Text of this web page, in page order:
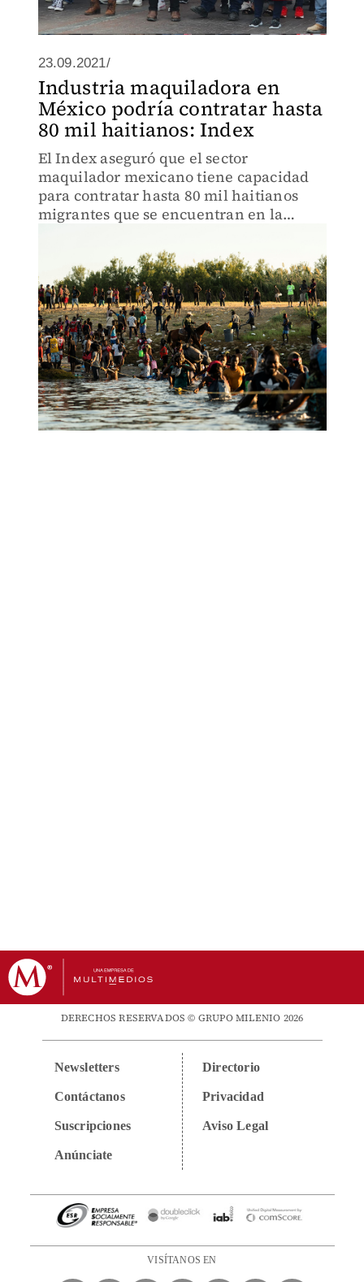
23.09.2021/
Industria maquiladora en
México podría contratar hasta
80 mil haitianos: Index
El Index aseguró que el sector
maquilador mexicano tiene capacidad
para contratar hasta 80 mil haitianos
migrantes que se encuentran en la
DERECHOS RESERVADOS © GRUPO MILENIO 2026
Newsletters
Contáctanos
Suscripciones
Anúnciate
Directorio
Privacidad
Aviso Legal
VISÍTANOS EN